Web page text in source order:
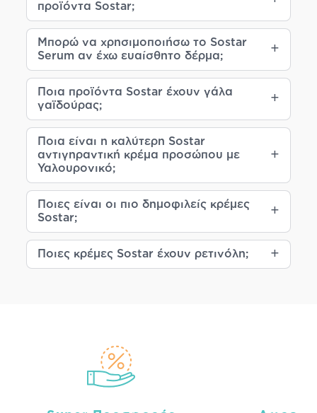
προϊόντα Sostar;
Μπορώ να χρησιμοποιήσω το Sostar
Serum αν έχω ευαίσθητο δέρμα;
Ποια προϊόντα Sostar έχουν γάλα
γαϊδούρας;
Ποια είναι η καλύτερη Sostar
αντιγηραντική κρέμα προσώπου με
Υαλουρονικό;
Ποιες είναι οι πιο δημοφιλείς κρέμες
Sostar;
Ποιες κρέμες Sostar έχουν ρετινόλη;